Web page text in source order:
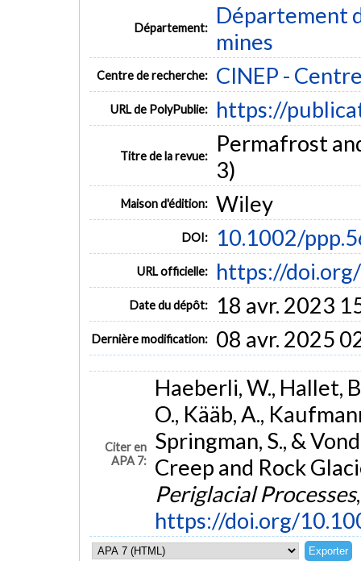
Département:
Département
mines
Centre de recherche: CINEP -
URL de PolyPublie: https://
Titre de la revue:
Permafrost
3)
Maison d'édition: Wiley
DOI: 10.1002/
URL officielle: https://
Date du dépôt: 18 avr. 2023
Dernière modification: 08 avr. 2025
Citer en
APA 7:
Haeberli, W., Hallet,
O., Kääb, A.,
Springman, S., &
Creep and Rock
Periglacial Processes
https://doi.org/